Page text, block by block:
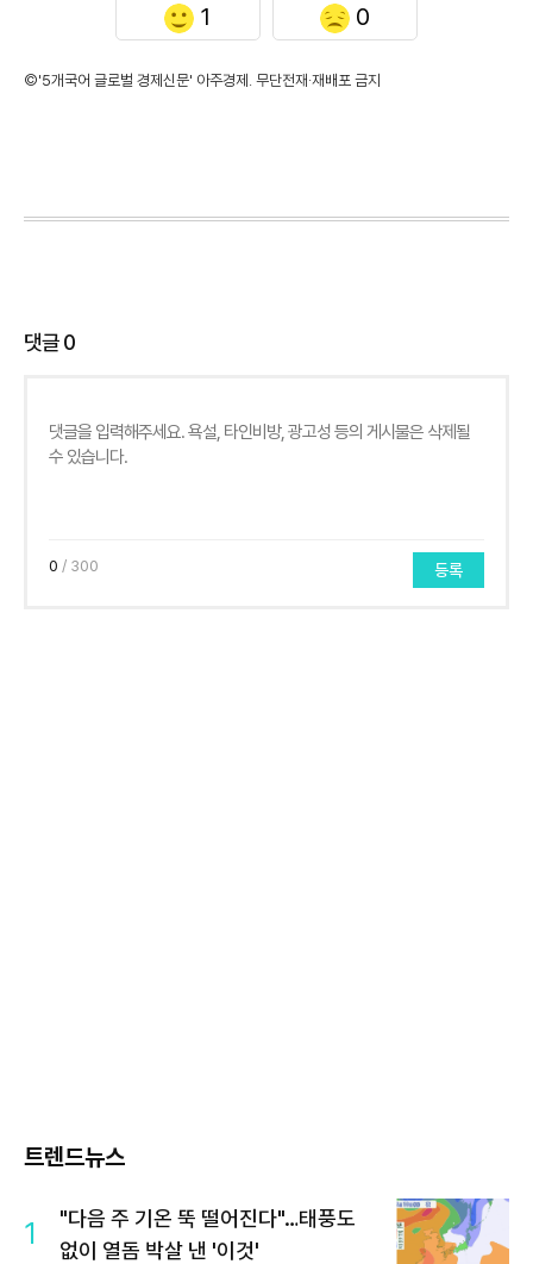
1 0
©'5개국어 글로벌 경제신문' 아주경제. 무단전재·재배포 금지
댓글0
0 / 300 등록
트렌드뉴스
1
"다음 주 기온 뚝 떨어진다"…태풍도
없이 열돔 박살 낸 '이것'